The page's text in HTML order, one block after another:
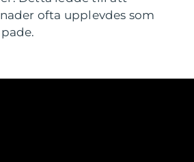
ofta upplevdes som